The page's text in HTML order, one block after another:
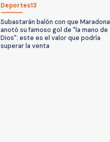
Deportes13
Subastarán balón con que Maradona
anotó su famoso gol de "la mano de
Dios": este es el valor que podría
superar la venta